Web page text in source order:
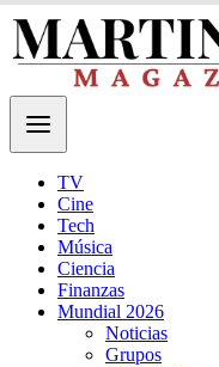
TV
Cine
Tech
Música
Ciencia
Finanzas
Mundial 2026
Noticias
Grupos